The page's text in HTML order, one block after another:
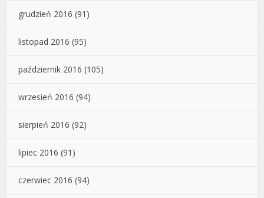
grudzień 2016 (91)
listopad 2016 (95)
październik 2016 (105)
wrzesień 2016 (94)
sierpień 2016 (92)
lipiec 2016 (91)
czerwiec 2016 (94)